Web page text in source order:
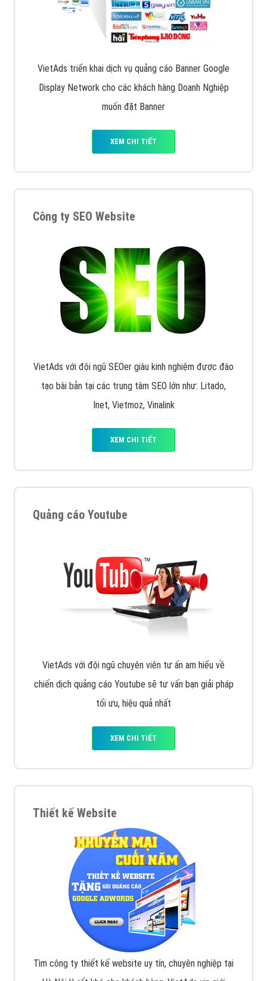
VietAds triển khai dịch vụ quảng cáo Banner Google
Display Network cho các khách hàng Doanh Nghiệp
muốn đặt Banner
XEM CHI TIẾT
Công ty SEO Website
VietAds với đội ngũ SEOer giàu kinh nghiệm được đào
tạo bài bản tại các trung tâm SEO lớn như: Litado,
Inet, Vietmoz, Vinalink
XEM CHI TIẾT
Quảng cáo Youtube
VietAds với đội ngũ chuyên viên tư ấn am hiểu về
chiến dịch quảng cáo Youtube sẽ tư vấn bạn giải pháp
tối ưu, hiệu quả nhất
XEM CHI TIẾT
Thiết kế Website
Tìm công ty thiết kế website uy tín, chuyên nghiệp tại